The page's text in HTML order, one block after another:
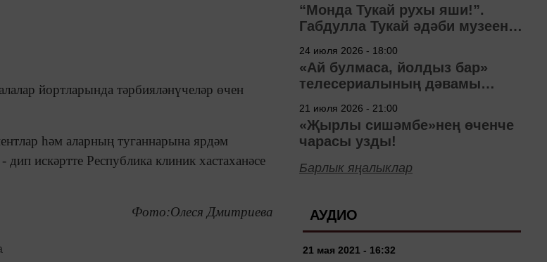
йортларында тәрбияләнүчеләр өчен
һәм аларның туганнарына ярдәм
искәртте Республика клиник хастаханәсе
Фото:Олеся Дмитриева
“Монда Тукай рухы яши!”.
Габдулла Тукай әдәби музеена
24 июля 2026 - 18:00
«Ай булмаса, йолдыз бар»
телесериалының дәвамы
21 июля 2026 - 21:00
«Җырлы сишәмбе»нең өченче
чарасы узды!
Барлык яңалыклар
АУДИО
21 мая 2021 - 16:32